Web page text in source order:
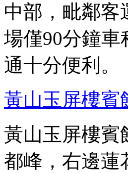
中部，毗鄰客
場僅90分鐘
通十分便利。
黃山玉屏樓賓
黃山玉屏樓賓
都峰，右邊蓮